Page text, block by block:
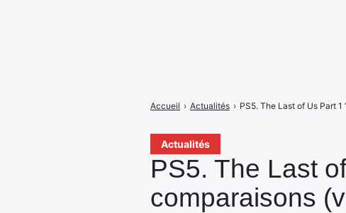
Actualités
PS5. The Last
comparaisons
Accueil › Actualités › PS5. The Last of Us Part